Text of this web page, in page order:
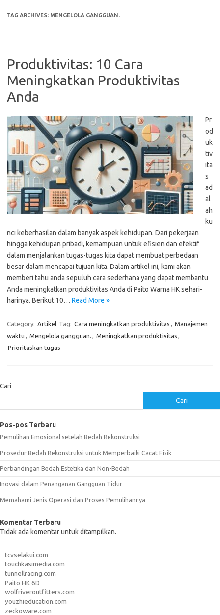
TAG ARCHIVES: MENGELOLA GANGGUAN.
Produktivitas: 10 Cara
Meningkatkan Produktivitas
Anda
Pr
od
uk
tiv
ita
s
ad
al
ah
ku
nci keberhasilan dalam banyak aspek kehidupan. Dari pekerjaan
hingga kehidupan pribadi, kemampuan untuk efisien dan efektif
dalam menjalankan tugas-tugas kita dapat membuat perbedaan
besar dalam mencapai tujuan kita. Dalam artikel ini, kami akan
memberi tahu anda sepuluh cara sederhana yang dapat membantu
Anda meningkatkan produktivitas Anda di Paito Warna HK sehari-
harinya. Berikut 10… Read More »
Category: Artikel Tag: Cara meningkatkan produktivitas , Manajemen
waktu , Mengelola gangguan. , Meningkatkan produktivitas ,
Prioritaskan tugas
Cari
Cari
Pos-pos Terbaru
Pemulihan Emosional setelah Bedah Rekonstruksi
Prosedur Bedah Rekonstruksi untuk Memperbaiki Cacat Fisik
Perbandingan Bedah Estetika dan Non-Bedah
Inovasi dalam Penanganan Gangguan Tidur
Memahami Jenis Operasi dan Proses Pemulihannya
Komentar Terbaru
Tidak ada komentar untuk ditampilkan.
tcvselakui.com
touchkasimedia.com
tunnellracing.com
Paito HK 6D
wolfriveroutfitters.com
youzhieducation.com
zeckoware.com